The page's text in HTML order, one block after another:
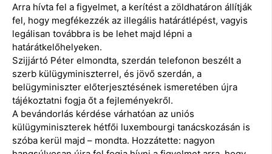
Arra hívta fel a figyelmet, a kerítést a zöldhatáron állítják
fel, hogy megfékezzék az illegális határátlépést, vagyis
legálisan továbbra is be lehet majd lépni a
határátkelőhelyeken.
Szijjártó Péter elmondta, szerdán telefonon beszélt a
szerb külügyminiszterrel, és jövő szerdán, a
belügyminiszter előterjesztésének ismeretében újra
tájékoztatni fogja őt a fejleményekről.
A bevándorlás kérdése várhatóan az uniós
külügyminiszterek hétfői luxembourgi tanácskozásán is
szóba kerül majd – mondta. Hozzátette: nagyon